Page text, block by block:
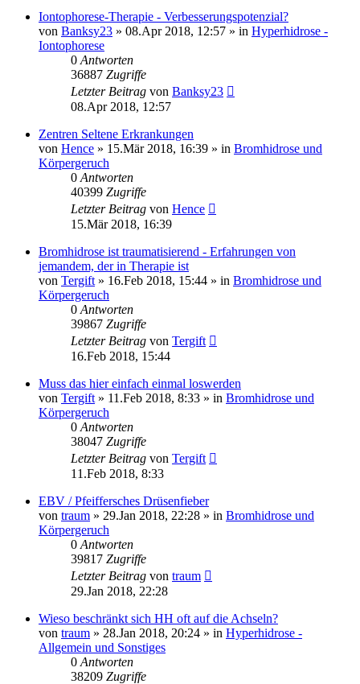
Iontophorese-Therapie - Verbesserungspotenzial?
von Banksy23 » 08.Apr 2018, 12:57 » in Hyperhidrose -
Iontophorese
0 Antworten
36887 Zugriffe
Letzter Beitrag von Banksy23
08.Apr 2018, 12:57
Zentren Seltene Erkrankungen
von Hence » 15.Mär 2018, 16:39 » in Bromhidrose und
Körpergeruch
0 Antworten
40399 Zugriffe
Letzter Beitrag von Hence
15.Mär 2018, 16:39
Bromhidrose ist traumatisierend - Erfahrungen von
jemandem, der in Therapie ist
von Tergift » 16.Feb 2018, 15:44 » in Bromhidrose und
Körpergeruch
0 Antworten
39867 Zugriffe
Letzter Beitrag von Tergift
16.Feb 2018, 15:44
Muss das hier einfach einmal loswerden
von Tergift » 11.Feb 2018, 8:33 » in Bromhidrose und
Körpergeruch
0 Antworten
38047 Zugriffe
Letzter Beitrag von Tergift
11.Feb 2018, 8:33
EBV / Pfeiffersches Drüsenfieber
von traum » 29.Jan 2018, 22:28 » in Bromhidrose und
Körpergeruch
0 Antworten
39817 Zugriffe
Letzter Beitrag von traum
29.Jan 2018, 22:28
Wieso beschränkt sich HH oft auf die Achseln?
von traum » 28.Jan 2018, 20:24 » in Hyperhidrose -
Allgemein und Sonstiges
0 Antworten
38209 Zugriffe